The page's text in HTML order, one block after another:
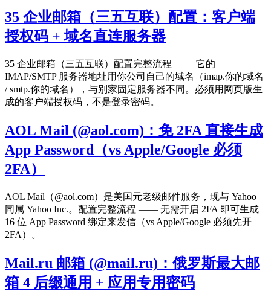
35 企业邮箱（三五互联）配置：客户端
授权码 + 域名直连服务器
35 企业邮箱（三五互联）配置完整流程 —— 它的
IMAP/SMTP 服务器地址用你公司自己的域名（imap.你的域名
/ smtp.你的域名），与别家固定服务器不同。必须用网页版生
成的客户端授权码，不是登录密码。
AOL Mail (@aol.com)：免 2FA 直接生成
App Password（vs Apple/Google 必须
2FA）
AOL Mail（@aol.com）是美国元老级邮件服务，现与 Yahoo
同属 Yahoo Inc.。配置完整流程 —— 无需开启 2FA 即可生成
16 位 App Password 绑定来发信（vs Apple/Google 必须先开
2FA）。
Mail.ru 邮箱 (@mail.ru)：俄罗斯最大邮
箱 4 后缀通用 + 应用专用密码